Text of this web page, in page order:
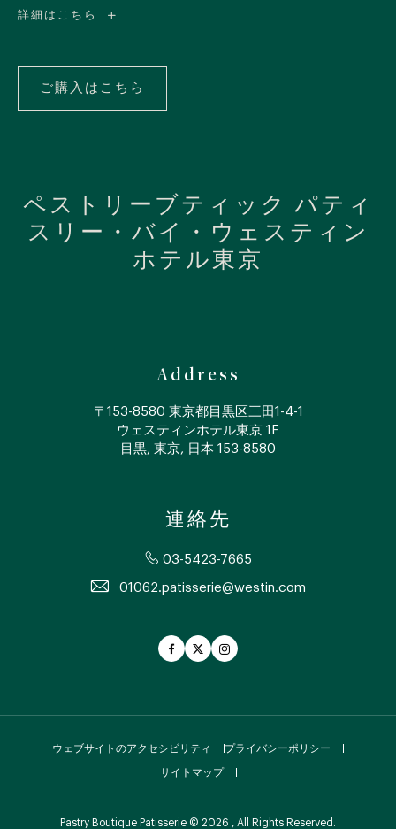
詳細はこちら
果
ご購入はこちら
ご
購
ペストリーブティック パティ
スリー・バイ・ウェスティン
ホテル東京
Address
〒153-8580 東京都目黒区三田1-4-1
ウェスティンホテル東京 1F
目黒, 東京, 日本 153-8580
連絡先
03-5423-7665
01062.patisserie@westin.com
FacebookTwitterInstagram
ウェブサイトのアクセシビリティ プライバシーポリシー
サイトマップ
Pastry Boutique Patisserie © 2026 , All Rights Reserved.